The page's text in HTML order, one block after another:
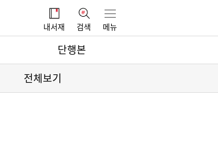
내서재 검색 메뉴
단행본
전체보기